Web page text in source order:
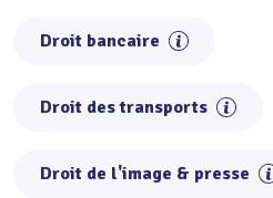
Droit bancaire
Droit des transports
Droit de l'image & presse